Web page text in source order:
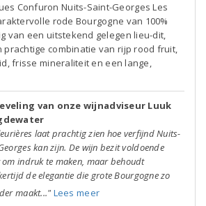
Confuron Nuits-Saint-Georges Les
rode Bourgogne van 100%
van een uitstekend gelegen lieu-dit,
prachtige combinatie van rijp rood fruit,
frisse mineraliteit en een lange,
van onze wijnadviseur Luuk
laat prachtig zien hoe verfijnd Nuits-
kan zijn. De wijn bezit voldoende
indruk te maken, maar behoudt
de elegantie die grote Bourgogne zo
maakt..." Lees meer